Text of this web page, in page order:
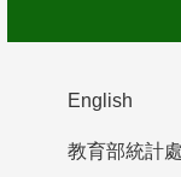
English